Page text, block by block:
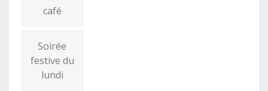
café
Soirée
festive du
lundi